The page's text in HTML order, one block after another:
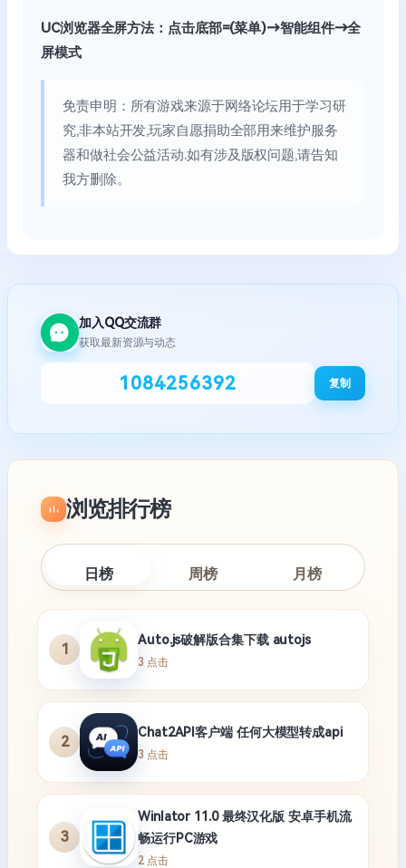
UC浏览器全屏方法：点击底部=(菜单)→智能组件→全
屏模式
免责申明：所有游戏来源于网络论坛用于学习研
究,非本站开发,玩家自愿捐助全部用来维护服务
器和做社会公益活动.如有涉及版权问题,请告知
我方删除。
加入QQ交流群
获取最新资源与动态
1084256392 复制
浏览排行榜
日榜 周榜 月榜
1
Auto.js破解版合集下载 autojs
3 点击
2
Chat2API客户端 任何大模型转成api
3 点击
3
Winlator 11.0 最终汉化版 安卓手机流
畅运行PC游戏
2 点击